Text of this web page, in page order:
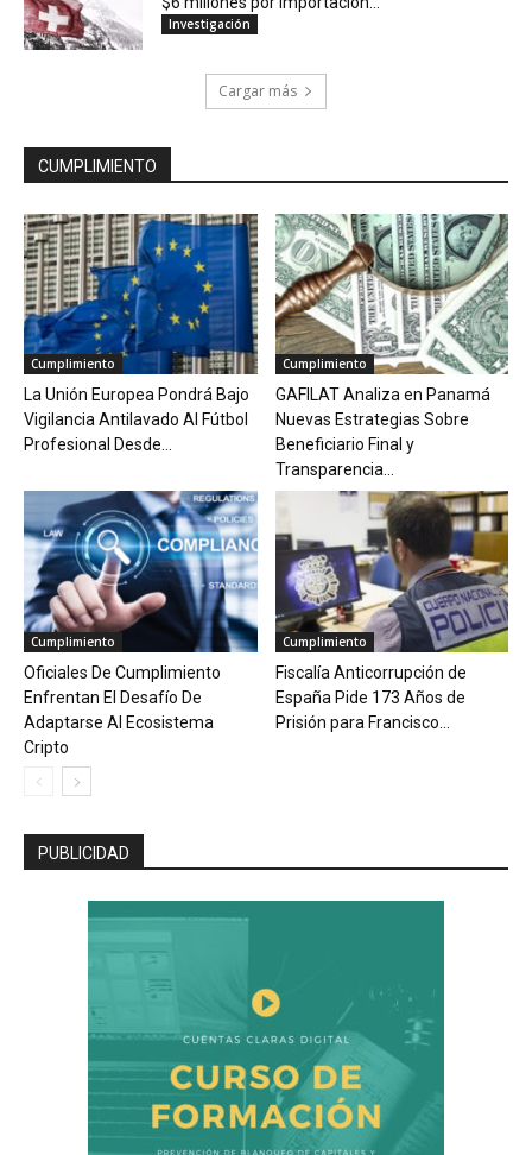
Investigación
Cargar más
CUMPLIMIENTO
Cumplimiento
La Unión Europea Pondrá Bajo
Vigilancia Antilavado Al Fútbol
Profesional Desde...
Cumplimiento
GAFILAT Analiza en Panamá
Nuevas Estrategias Sobre
Beneficiario Final y
Transparencia...
Cumplimiento
Oficiales De Cumplimiento
Enfrentan El Desafío De
Adaptarse Al Ecosistema
Cripto
Cumplimiento
Fiscalía Anticorrupción de
España Pide 173 Años de
Prisión para Francisco...
PUBLICIDAD